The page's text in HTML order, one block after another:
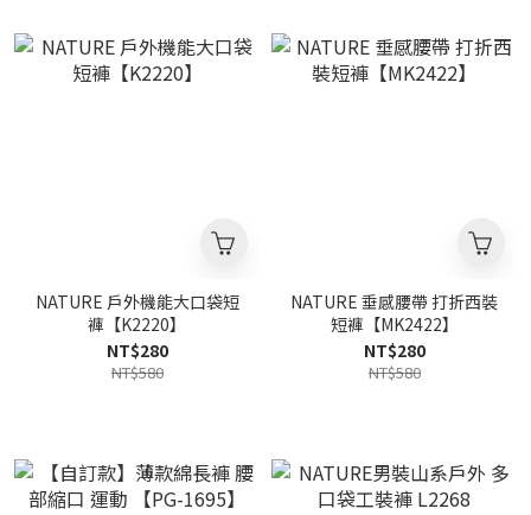
NATURE 戶外機能大口袋短
褲【K2220】
NT$280
NT$580
NATURE 垂感腰帶 打折西裝
短褲【MK2422】
NT$280
NT$580